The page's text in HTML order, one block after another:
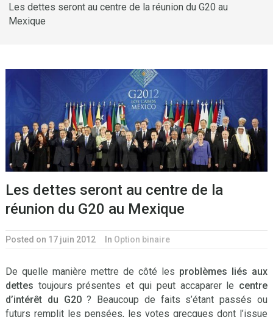
Les dettes seront au centre de la réunion du G20 au
Mexique
Les dettes seront au centre de la
réunion du G20 au Mexique
Posted on 17 juin 2012 In Option binaire
De quelle manière mettre de côté les problèmes liés aux
dettes toujours présentes et qui peut accaparer le centre
d’intérêt du G20? Beaucoup de faits s’étant passés ou
futurs remplit les pensées, les votes grecques dont l’issue